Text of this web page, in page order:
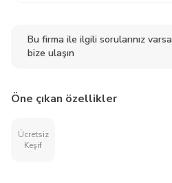
Bu firma ile ilgili sorularınız varsa
bize ulaşın
Öne çıkan özellikler
Ücretsiz
Keşif